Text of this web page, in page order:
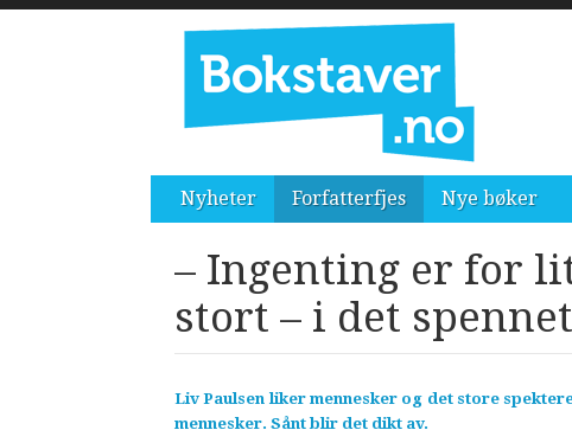
Nyheter Forfatterfjes Nye bøker
– Ingenting er for
stort – i det
Liv Paulsen liker mennesker og det store
mennesker. Sånt blir det dikt av.